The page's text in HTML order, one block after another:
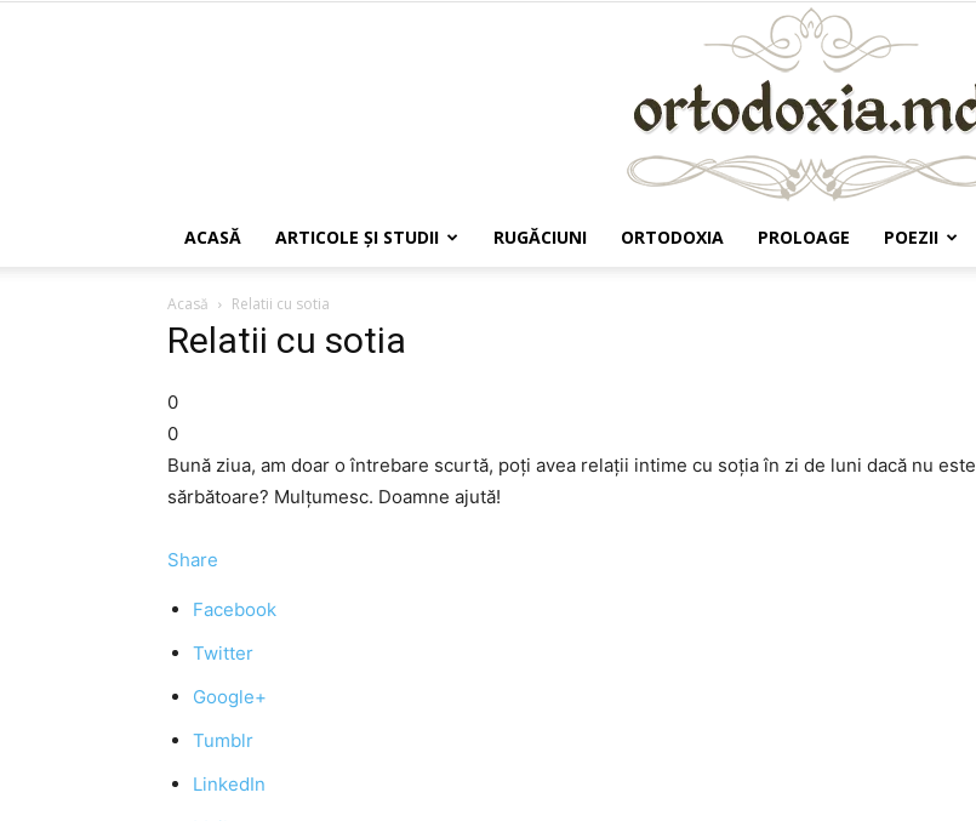
ACASĂ ARTICOLE ŞI STUDII RUGĂCIUNI ORTODOXIA PROLOAGE POEZII
Acasă Relatii cu sotia
Relatii cu sotia
0
0
Bună ziua, am doar o întrebare scurtă, poți avea relații intime cu soția în zi de luni dacă nu este
sărbătoare? Mulțumesc. Doamne ajută!
Share
Facebook
Twitter
Google+
Tumblr
LinkedIn